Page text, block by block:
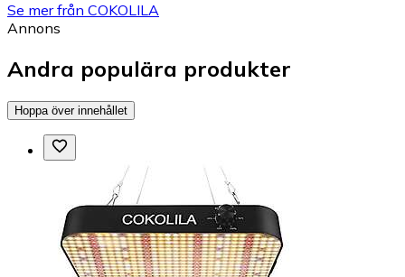
Se mer från COKOLILA
Annons
Andra populära produkter
Hoppa över innehållet